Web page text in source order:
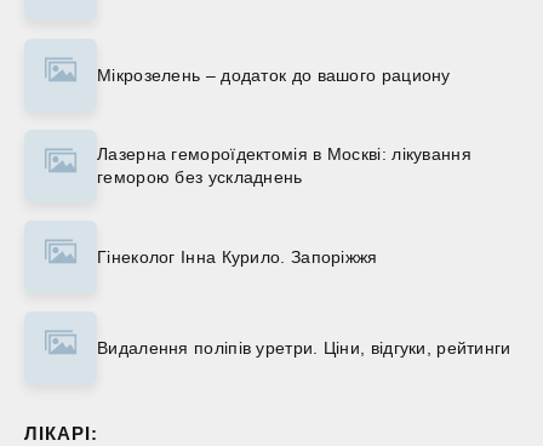
Мікрозелень – додаток до вашого рациону
Лазерна гемороїдектомія в Москві: лікування
геморою без ускладнень
Гінеколог Інна Курило. Запоріжжя
Видалення поліпів уретри. Ціни, відгуки, рейтинги
ЛІКАРІ: